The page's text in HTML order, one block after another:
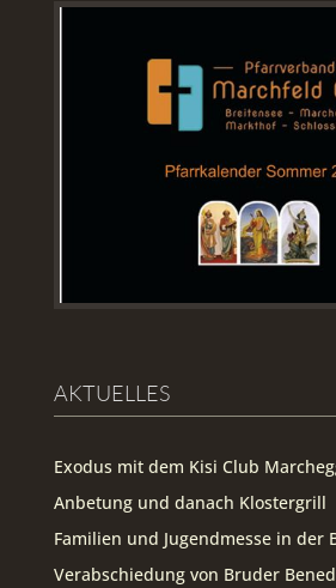
AKTUELLES
Exodus mit dem Kisi Club
Anbetung und danach Klostergrill
Familien und Jugendmesse in der
Verabschiedung von Bruder